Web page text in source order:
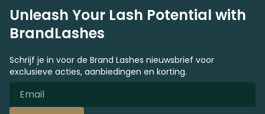
Unleash Your Lash Potential with
BrandLashes
Schrijf je in voor de Brand Lashes nieuwsbrief voor
exclusieve acties, aanbiedingen en korting.